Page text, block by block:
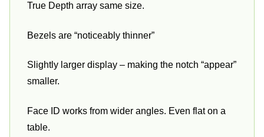
True Depth array same size.
Bezels are “noticeably thinner”
Slightly larger display – making the notch “appear”
smaller.
Face ID works from wider angles. Even flat on a
table.